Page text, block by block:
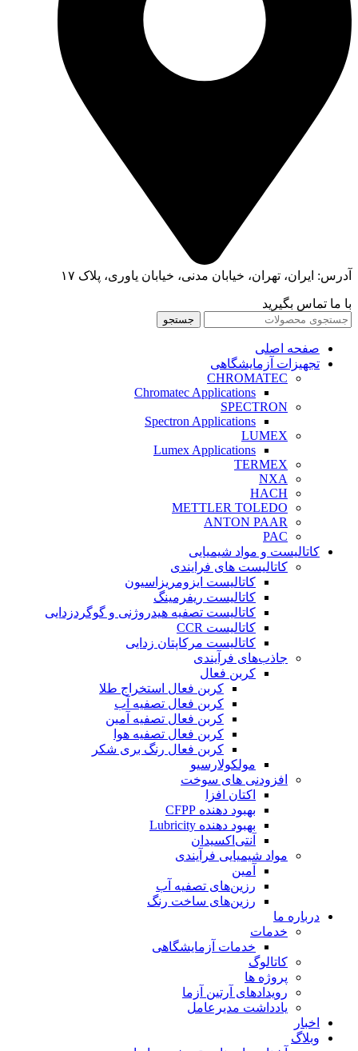
آدرس: ایران، تهران، خیابان مدنی، خیابان یاوری، پلاک ۱۷
با ما تماس بگیرید
جستجو
صفحه اصلی
تجهیزات آزمایشگاهی
CHROMATEC
Chromatec Applications
SPECTRON
Spectron Applications
LUMEX
Lumex Applications
TERMEX
NXA
HACH
METTLER TOLEDO
ANTON PAAR
PAC
کاتالیست و مواد شیمیایی
کاتالیست های فرایندی
کاتالیست ایزومریزاسیون
کاتالیست ریفرمینگ
کاتالیست تصفیه هیدروژنی و گوگردزدایی
کاتالیست CCR
کاتالیست مرکاپتان زدایی
جاذب‌های فرآیندی
کربن فعال
کربن فعال استخراج طلا
کربن فعال تصفیه آب
کربن فعال تصفیه آمین
کربن فعال تصفیه هوا
کربن فعال رنگ بری شکر
مولکولارسیو
افزودنی های سوخت
اکتان افزا
بهبود دهنده CFPP
بهبود دهنده Lubricity
آنتی‌اکسیدان
مواد شیمیایی فرآیندی
آمین
رزین‌های تصفیه آب
رزین‌های ساخت رنگ
درباره ما
خدمات
خدمات آزمایشگاهی
کاتالوگ
پروژه ها
رویدادهای آرتین آزما
یادداشت مدیرعامل
اخبار
وبلاگ